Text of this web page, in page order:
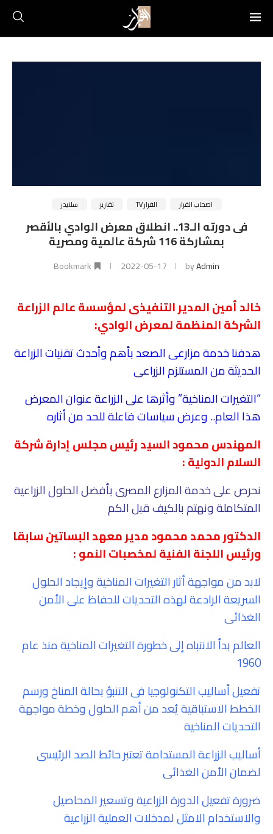
اصحاب القرار القرار TV تقارير سلايدر
فى دورته الـ13.. انطلاق معرض الوادي بالأقصر
بمشاركة 116 شركة عالمية ومصرية
byAdmin
2022-05-17
Bookmark
خالد أمين المدير التنفيذى لمؤسسة عالم الزراعة
الشركة المنظمة لمعرض الوادي:
هدفنا خدمة مزارعى الصعد بأهم وأحدث تقنيات الزراعة
الحديثة من المستلزم الزراعى
“التغيرات المناخية” وأثرها على الزراعة عنوان المعرض
هذا العام.. وعرض سياسات فاعلة للحد من أثاره
المهندس محمود السيد رئيس مجلس إدارة شركة
السلام الدولية:
نحرص على خدمة المزارع المصرى بأفضل الحلول الزراعية
المتكاملة ونهتم بالكيف قبل الكم
الدكتور محمد محمود مدير معهد البساتين سابقا
ورئيس اللجنة الفنية لمخصبات النمو:
لابد من مواجهة أثار التغيرات المناخية وإيجاد الحلول
السريعة الرادعة لهذه التحديات للحفاظ على الأمن
الغذائى
العالم بدأ الانتباه إلى خطورة التغيرات المناخية منذ عام
1960
تفعيل أساليب التكنولوجيا فى التنبؤ بحالة المناخ ورسم
الخطط الاستباقية يُعد من أهم الحلول وخطة مواجهة
التحديات المناخية
أساليب الزراعة المستدامة تعتبر حائط الصد الرئيسى
لضمان الأمن الغذائى
ضرورة تفعيل الدورة الزراعية وتسعير المحاصيل
والاستخدام الامثل لمدخلات العملية الزراعية